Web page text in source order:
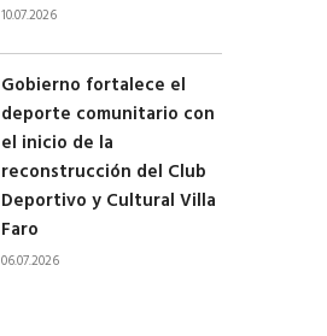
10.07.2026
Gobierno fortalece el
deporte comunitario con
el inicio de la
reconstrucción del Club
Deportivo y Cultural Villa
Faro
06.07.2026